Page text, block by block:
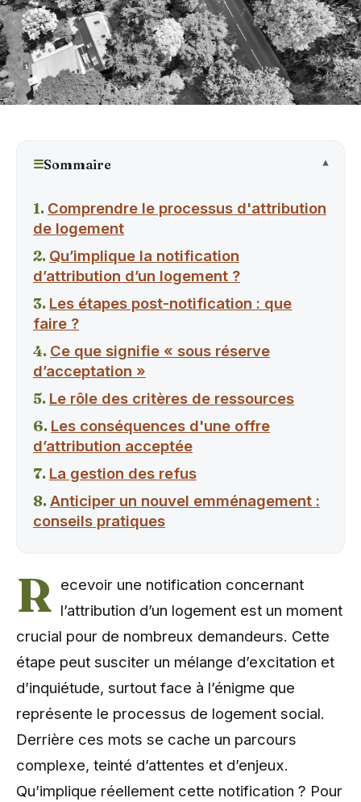
☰Sommaire
Comprendre le processus d'attribution
de logement
Qu’implique la notification
d’attribution d’un logement ?
Les étapes post-notification : que
faire ?
Ce que signifie « sous réserve
d’acceptation »
Le rôle des critères de ressources
Les conséquences d'une offre
d’attribution acceptée
La gestion des refus
Anticiper un nouvel emménagement :
conseils pratiques
R ecevoir une notification concernant
l’attribution d’un logement est un moment
crucial pour de nombreux demandeurs. Cette
étape peut susciter un mélange d’excitation et
d’inquiétude, surtout face à l’énigme que
représente le processus de logement social.
Derrière ces mots se cache un parcours
complexe, teinté d’attentes et d’enjeux.
Qu’implique réellement cette notification ? Pour